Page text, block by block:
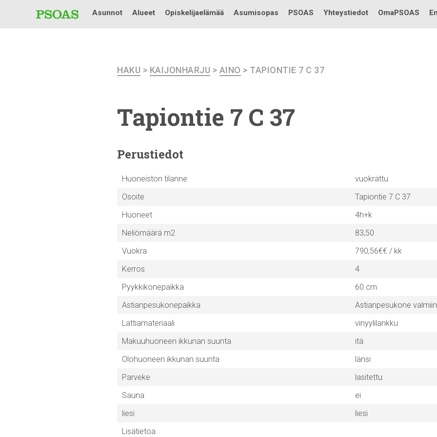
Testi
Asunnot Alueet Opiskelijaelämää Asumisopas PSOAS Yhteystiedot OmaPSOAS
HAKU > KAIJONHARJU > AINO > TAPIONTIE 7 C 37
Tapiontie 7 C 37
Perustiedot
Huoneiston tilanne
vuokrattu
Osoite
Tapiontie 7 C 37
Huoneet
4h+k
Neliömäärä m2
83,50
Vuokra
790,56€€ / kk
Kerros
4
Pyykkikonepaikka
60 cm
Astianpesukonepaikka
Astianpesukone
Lattiamateriaali
vinyylilankku
Makuuhuoneen ikkunan suunta
itä
Olohuoneen ikkunan suunta
länsi
Parveke
lasitettu
Sauna
ei
liesi
liesi
Lisätietoa